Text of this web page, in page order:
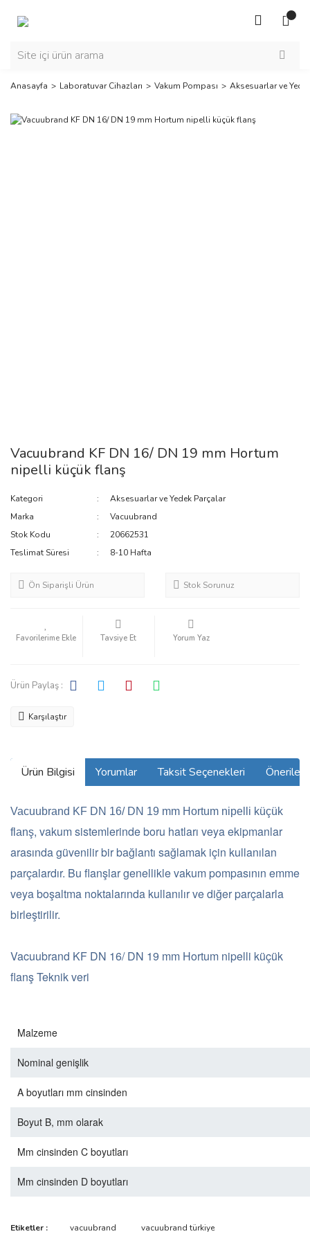
Anasayfa Laboratuvar Cihazları Vakum Pompası Aksesuarlar ve
Vacuubrand KF DN 16/ DN 19 mm Hortum
nipelli küçük flanş
Kategori
Aksesuarlar ve Yedek Parçalar
Marka
Vacuubrand
Stok Kodu
20662531
Teslimat Süresi
8-10 Hafta
Ön Siparişli Ürün Stok Sorunuz
Tavsiye Et Yorum Yaz
Ürün Paylaş :
Karşılaştır
Ürün Bilgisi Yorumlar Taksit Seçenekleri
Vacuubrand KF DN 16/ DN 19 mm Hortum nipelli küçük
flanş, vakum sistemlerinde boru hatları veya ekipmanlar
arasında güvenilir bir bağlantı sağlamak için kullanılan
parçalardır. Bu flanşlar genellikle vakum pompasının emme
veya boşaltma noktalarında kullanılır ve diğer parçalarla
birleştirilir.
Vacuubrand KF DN 16/ DN 19 mm Hortum nipelli küçük
flanş Teknik veri
Malzeme
Nominal genişlik
A boyutları mm cinsinden
Boyut B, mm olarak
Mm cinsinden C boyutları
Mm cinsinden D boyutları
Bu ürünün fiyat bilgisi, resim, ürün açıklamalarında ve diğer
Etiketler : vacuubrand
vacuubrand türkiye